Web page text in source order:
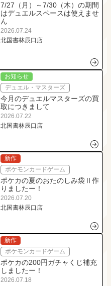
7/27（月）～7/30（木）の期間
はデュエルスペースは使えませ
ん
2026.07.24
北国書林辰口店
お知らせ
デュエル・マスターズ
今月のデュエルマスターズの買
取につきまして
2026.07.22
北国書林辰口店
新作
ポケモンカードゲーム
ポケカの夏のおたのしみ袋Ⅱ作
りましたー！
2026.07.20
北国書林辰口店
新作
ポケモンカードゲーム
ポケカの200円ガチャくじ補充
しましたー！
2026.07.18